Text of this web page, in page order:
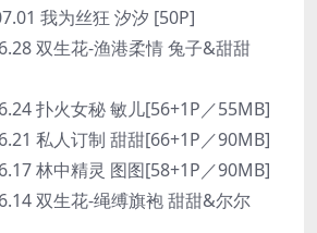
我为丝狂 汐汐 [50P]
双生花-渔港柔情 兔子&甜甜
扑火女秘 敏儿[56+1P／55MB]
私人订制 甜甜[66+1P／90MB]
林中精灵 图图[58+1P／90MB]
双生花-绳缚旗袍 甜甜&尔尔